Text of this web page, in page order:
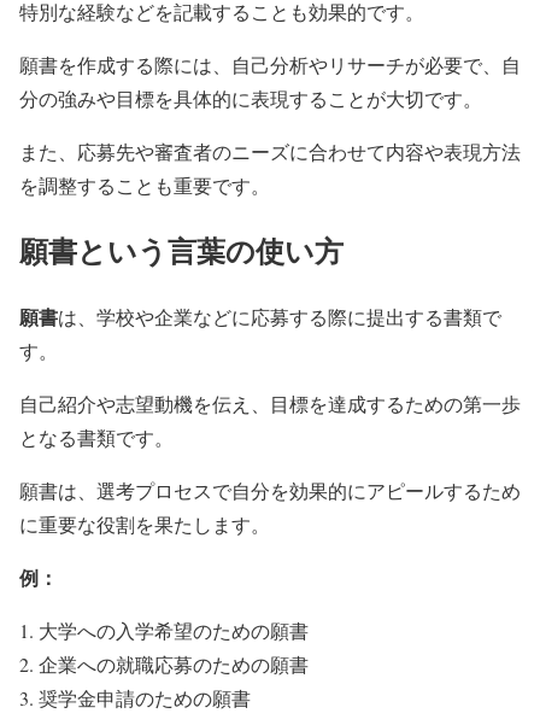
特別な経験などを記載することも効果的です。
願書を作成する際には、自己分析やリサーチが必要で、自
分の強みや目標を具体的に表現することが大切です。
また、応募先や審査者のニーズに合わせて内容や表現方法
を調整することも重要です。
願書という言葉の使い方
願書は、学校や企業などに応募する際に提出する書類で
す。
自己紹介や志望動機を伝え、目標を達成するための第一歩
となる書類です。
願書は、選考プロセスで自分を効果的にアピールするため
に重要な役割を果たします。
例：
大学への入学希望のための願書
企業への就職応募のための願書
奨学金申請のための願書